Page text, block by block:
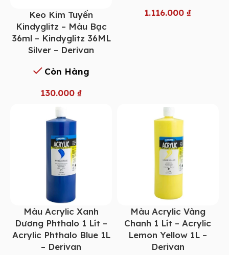
Keo Kim Tuyến
Kindyglitz – Màu Bạc
36ml – Kindyglitz 36ML
Silver – Derivan
Còn Hàng
130.000 ₫
1.116.000₫
Màu Acrylic Xanh
Dương Phthalo 1 Lít –
Acrylic Phthalo Blue 1L
– Derivan
Màu Acrylic Vàng
Chanh 1 Lít – Acrylic
Lemon Yellow 1L –
Derivan